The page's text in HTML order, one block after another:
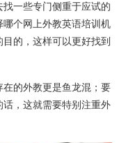
一些专门侧重于应试的
个网上外教英语培训机
的，这样可以更好找到
的外教更是鱼龙混；要
，这就需要特别注重外